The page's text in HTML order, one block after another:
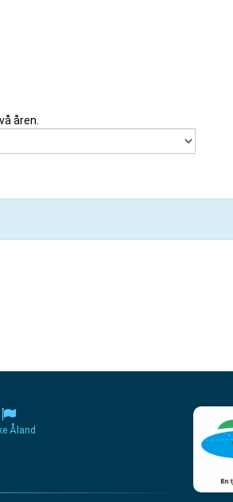
åren.
Åland